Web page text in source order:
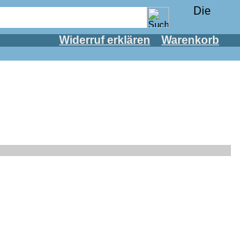
Widerruf erklären Warenkorb